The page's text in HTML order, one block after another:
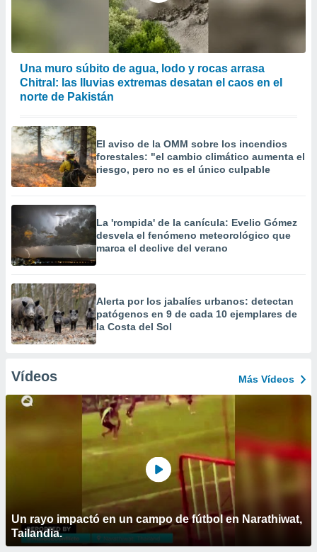
Una muro súbito de agua, lodo y rocas arrasa
Chitral: las lluvias extremas desatan el caos en el
norte de Pakistán
El aviso de la OMM sobre los incendios
forestales: "el cambio climático aumenta el
riesgo, pero no es el único culpable
La 'rompida' de la canícula: Evelio Gómez
desvela el fenómeno meteorológico que
marca el declive del verano
Alerta por los jabalíes urbanos: detectan
patógenos en 9 de cada 10 ejemplares de
la Costa del Sol
Vídeos Más Vídeos
Un rayo impactó en un campo de fútbol en Narathiwat,
Tailandia.